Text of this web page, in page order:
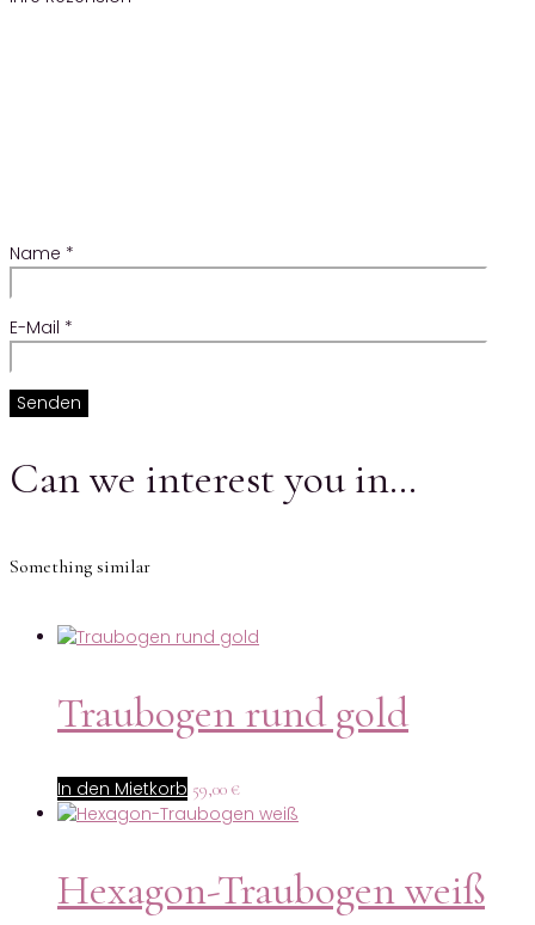
Name *
E-Mail *
Can we interest you in…
Something similar
Traubogen rund gold
In den Mietkorb 59,00 €
Hexagon-Traubogen weiß